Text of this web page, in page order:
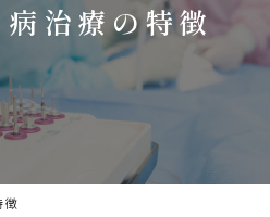
治療の特徴
徴